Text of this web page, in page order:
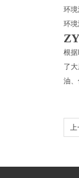
环
环境
根
了
油、
上